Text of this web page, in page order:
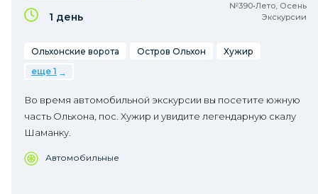
№390•Лето, Осень
Экскурсии
1 день
Ольхонские ворота Остров Ольхон
Хужир
еще 1
Во время автомобильной экскурсии вы посетите южную
часть Ольхона, пос. Хужир и увидите легендарную скалу
Шаманку.
Автомобильные